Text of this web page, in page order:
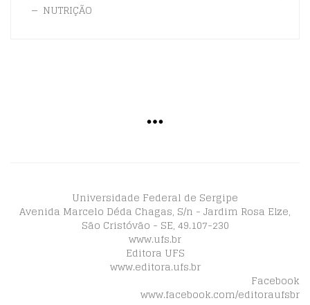
NUTRIÇÃO
Universidade Federal de Sergipe
Avenida Marcelo Déda Chagas, S/n - Jardim Rosa Elze,
São Cristóvão - SE, 49.107-230
www.ufs.br
Editora UFS
www.editora.ufs.br
Facebook
www.facebook.com/editoraufsbr